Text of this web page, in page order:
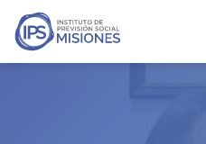
Saltar
contenido